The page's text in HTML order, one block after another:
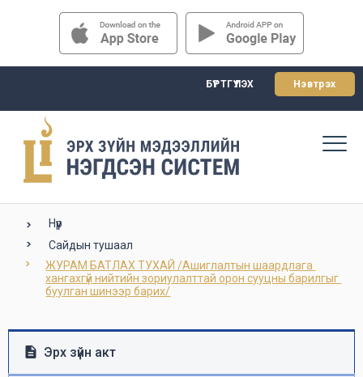
БҮРТГҮҮЛЭХ Нэвтрэх
Нүүр
Сайдын тушаал
ЖУРАМ БАТЛАХ ТУХАЙ /Ашиглалтын шаардлага
хангахгүй нийтийн зориулалттай орон сууцны барилгыг
буулган шинээр барих/
Эрх зүйн акт